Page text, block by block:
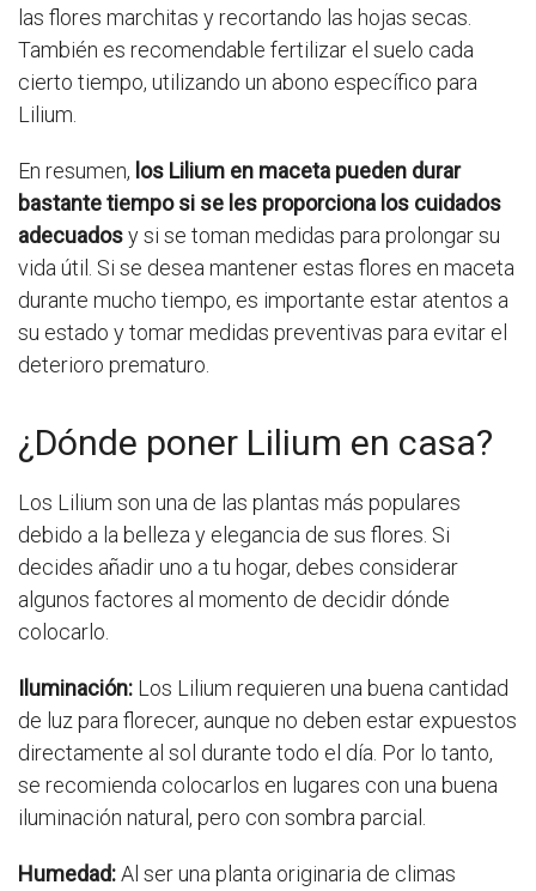
las flores marchitas y recortando las hojas secas.
También es recomendable fertilizar el suelo cada
cierto tiempo, utilizando un abono específico para
Lilium.
En resumen, los Lilium en maceta pueden durar
bastante tiempo si se les proporciona los cuidados
adecuadosy si se toman medidas para prolongar su
vida útil. Si se desea mantener estas flores en maceta
durante mucho tiempo, es importante estar atentos a
su estado y tomar medidas preventivas para evitar el
deterioro prematuro.
¿Dónde poner Lilium en casa?
Los Lilium son una de las plantas más populares
debido a la belleza y elegancia de sus flores. Si
decides añadir uno a tu hogar, debes considerar
algunos factores al momento de decidir dónde
colocarlo.
Iluminación: Los Lilium requieren una buena cantidad
de luz para florecer, aunque no deben estar expuestos
directamente al sol durante todo el día. Por lo tanto,
se recomienda colocarlos en lugares con una buena
iluminación natural, pero con sombra parcial.
Humedad:Al ser una planta originaria de climas